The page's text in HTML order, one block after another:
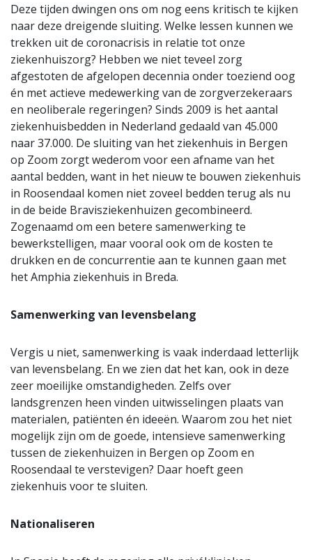
Deze tijden dwingen ons om nog eens kritisch te kijken
naar deze dreigende sluiting. Welke lessen kunnen we
trekken uit de coronacrisis in relatie tot onze
ziekenhuiszorg? Hebben we niet teveel zorg
afgestoten de afgelopen decennia onder toeziend oog
én met actieve medewerking van de zorgverzekeraars
en neoliberale regeringen? Sinds 2009 is het aantal
ziekenhuisbedden in Nederland gedaald van 45.000
naar 37.000. De sluiting van het ziekenhuis in Bergen
op Zoom zorgt wederom voor een afname van het
aantal bedden, want in het nieuw te bouwen ziekenhuis
in Roosendaal komen niet zoveel bedden terug als nu
in de beide Bravisziekenhuizen gecombineerd.
Zogenaamd om een betere samenwerking te
bewerkstelligen, maar vooral ook om de kosten te
drukken en de concurrentie aan te kunnen gaan met
het Amphia ziekenhuis in Breda.
Samenwerking van levensbelang
Vergis u niet, samenwerking is vaak inderdaad letterlijk
van levensbelang. En we zien dat het kan, ook in deze
zeer moeilijke omstandigheden. Zelfs over
landsgrenzen heen vinden uitwisselingen plaats van
materialen, patiënten én ideeën. Waarom zou het niet
mogelijk zijn om de goede, intensieve samenwerking
tussen de ziekenhuizen in Bergen op Zoom en
Roosendaal te verstevigen? Daar hoeft geen
ziekenhuis voor te sluiten.
Nationaliseren